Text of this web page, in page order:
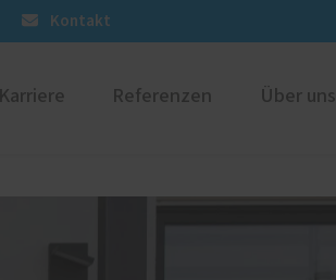
Kontakt
Energieberatung
Karriere Referenzen Über uns